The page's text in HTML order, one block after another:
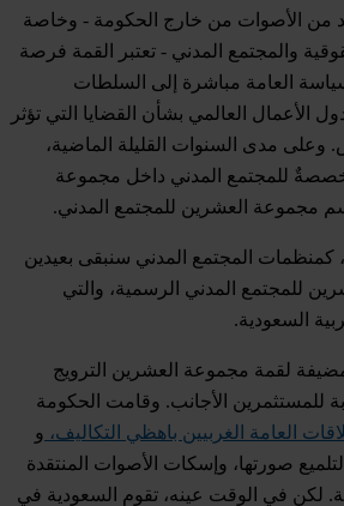
من الأصوات من خارج الحكومة - وخاصة
والمجتمع المدني - تعتبر القمة فرصة
العامة مباشرة إلى السلطات
الأعمال العالمي بشأن القضايا التي تؤثر
وعلى مدى السنوات القليلة الماضية،
للمجتمع المدني داخل مجموعة
مجموعة العشرين للمجتمع المدني.
ومع ذلك فإننا، في 2020، كمنظمات المجتمع المدني سنبقى بعيدين
للمجتمع المدني الرسمية، والتي
السعودية.
لقمة مجموعة العشرين الترويج
للمستثمرين الأجانب. وقامت الحكومة
العامة الغربيين باهظي التكاليف، و
لتلميع صورتها، وإسكات الأصوات المنتقدة
لكن في الوقت عينه، تقوم السعودية في